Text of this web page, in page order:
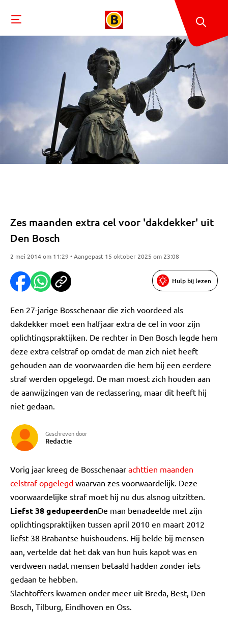
Zes maanden extra cel voor 'dakdekker' uit
Den Bosch
2 mei 2014 om 11:29 • Aangepast 15 oktober 2025 om 23:08
Hulp bij lezen
Een 27-jarige Bosschenaar die zich voordeed als
dakdekker moet een halfjaar extra de cel in voor zijn
oplichtingspraktijken. De rechter in Den Bosch legde hem
deze extra celstraf op omdat de man zich niet heeft
gehouden aan de voorwaarden die hem bij een eerdere
straf werden opgelegd. De man moest zich houden aan
de aanwijzingen van de reclassering, maar dit heeft hij
niet gedaan.
Geschreven door
Redactie
Vorig jaar kreeg de Bosschenaar achttien maanden
celstraf opgelegd waarvan zes voorwaardelijk. Deze
voorwaardelijke straf moet hij nu dus alsnog uitzitten.
Liefst 38 gedupeerdenDe man benadeelde met zijn
oplichtingspraktijken tussen april 2010 en maart 2012
liefst 38 Brabantse huishoudens. Hij belde bij mensen
aan, vertelde dat het dak van hun huis kapot was en
verdween nadat mensen betaald hadden zonder iets
gedaan te hebben.
Slachtoffers kwamen onder meer uit Breda, Best, Den
Bosch, Tilburg, Eindhoven en Oss.